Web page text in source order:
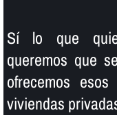
Sí­ lo que
queremos que
ofrecemos
viviendas